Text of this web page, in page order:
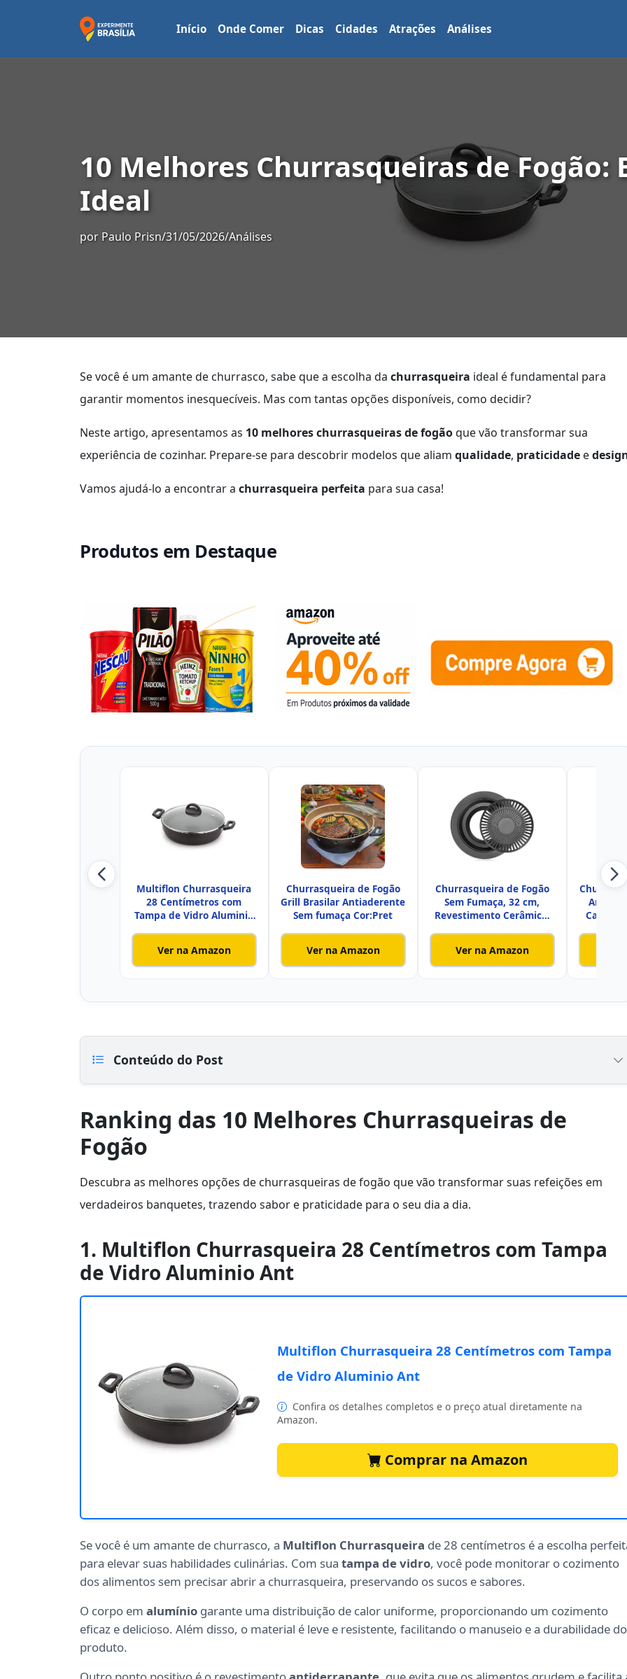
Início Onde Comer Dicas Cidades Atrações Análises
10 Melhores Churrasqueiras de Fogão:
Ideal
por Paulo Prisn/31/05/2026/Análises
Se você é um amante de churrasco, sabe que a escolha da churrasqueira ideal é fundamental para
garantir momentos inesquecíveis. Mas com tantas opções disponíveis, como decidir?
Neste artigo, apresentamos as 10 melhores churrasqueiras de fogãoque vão transformar sua
experiência de cozinhar. Prepare-se para descobrir modelos que aliam qualidade, praticidade e
Vamos ajudá-lo a encontrar a churrasqueira perfeita para sua casa!
Produtos em Destaque
Multiflon Churrasqueira
28 Centímetros com
Tampa de Vidro Aluminio
Ver na Amazon
Churrasqueira de Fogão
Grill Brasilar Antiaderente
Sem fumaça Cor:Pret
Ver na Amazon
Churrasqueira de Fogão
Sem Fumaça, 32 cm,
Revestimento Cerâmico,
Ver na Amazon
Caixa
Conteúdo do Post
Ranking das 10 Melhores Churrasqueiras de
Fogão
Descubra as melhores opções de churrasqueiras de fogão que vão transformar suas refeições em
verdadeiros banquetes, trazendo sabor e praticidade para o seu dia a dia.
1. Multiflon Churrasqueira 28 Centímetros com Tampa
de Vidro Aluminio Ant
Multiflon Churrasqueira 28 Centímetros com Tampa
de Vidro Aluminio Ant
Confira os detalhes completos e o preço atual diretamente na
Amazon.
Comprar na Amazon
Se você é um amante de churrasco, a Multiflon Churrasqueira de 28 centímetros é a escolha
para elevar suas habilidades culinárias. Com sua tampa de vidro, você pode monitorar o cozimento
dos alimentos sem precisar abrir a churrasqueira, preservando os sucos e sabores.
O corpo em alumínio garante uma distribuição de calor uniforme, proporcionando um cozimento
eficaz e delicioso. Além disso, o material é leve e resistente, facilitando o manuseio e a durabilidade do
produto.